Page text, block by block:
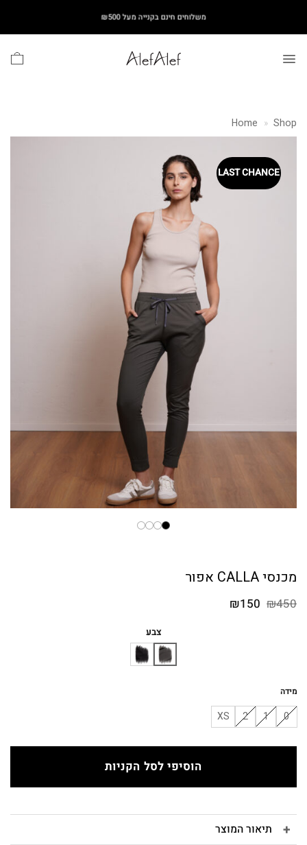
content
משלוחים חינם בקנייה מעל ₪500
Home » Shop
LAST CHANCE
מכנסי CALLA אפור
₪450 המחיר
₪150
צבע
מידה
0
1
2
XS
הוסיפי לסל הקניות
תיאור המוצר